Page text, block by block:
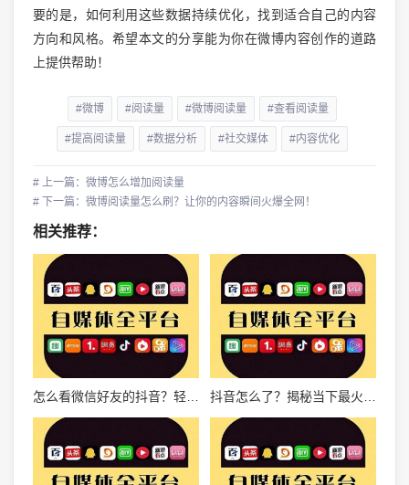
要的是，如何利用这些数据持续优化，找到适合自己的内容
方向和风格。希望本文的分享能为你在微博内容创作的道路
上提供帮助！
#微博 #阅读量 #微博阅读量 #查看阅读量
#提高阅读量 #数据分析 #社交媒体 #内容优化
# 上一篇：微博怎么增加阅读量
# 下一篇：微博阅读量怎么刷？让你的内容瞬间火爆全网！
相关推荐：
怎么看微信好友的抖音？轻松了解好友的生活动态！ 抖音怎么了？揭秘当下最火爆短视频平台的秘密